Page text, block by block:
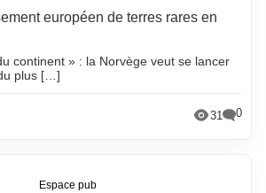
européen de terres rares en
continent » : la Norvège veut se lancer
plus […]
31 0
Espace pub